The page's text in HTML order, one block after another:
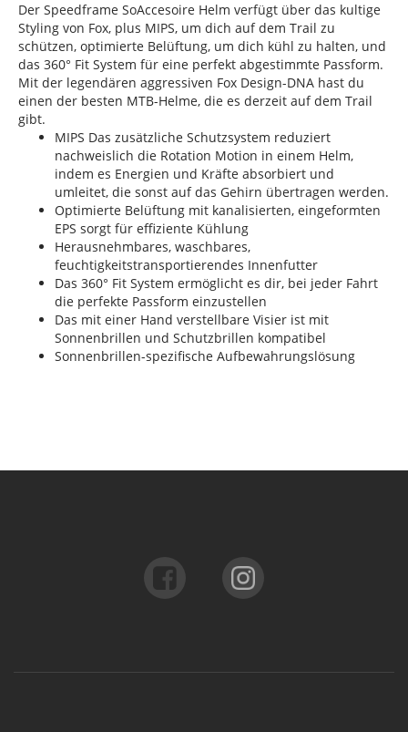
Der Speedframe SoAccesoire Helm verfügt über das kultige
Styling von Fox, plus MIPS, um dich auf dem Trail zu
schützen, optimierte Belüftung, um dich kühl zu halten, und
das 360° Fit System für eine perfekt abgestimmte Passform.
Mit der legendären aggressiven Fox Design-DNA hast du
einen der besten MTB-Helme, die es derzeit auf dem Trail
gibt.
MIPS Das zusätzliche Schutzsystem reduziert
nachweislich die Rotation Motion in einem Helm,
indem es Energien und Kräfte absorbiert und
umleitet, die sonst auf das Gehirn übertragen werden.
Optimierte Belüftung mit kanalisierten, eingeformten
EPS sorgt für effiziente Kühlung
Herausnehmbares, waschbares,
feuchtigkeitstransportierendes Innenfutter
Das 360° Fit System ermöglicht es dir, bei jeder Fahrt
die perfekte Passform einzustellen
Das mit einer Hand verstellbare Visier ist mit
Sonnenbrillen und Schutzbrillen kompatibel
Sonnenbrillen-spezifische Aufbewahrungslösung